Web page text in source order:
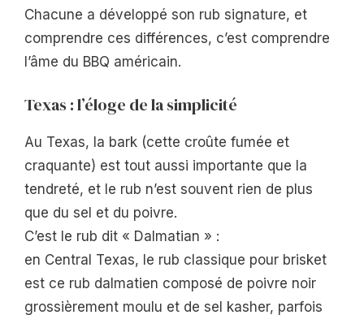
Chacune a développé son rub signature, et
comprendre ces différences, c’est comprendre
l’âme du BBQ américain.
Texas : l’éloge de la simplicité
Au Texas, la bark (cette croûte fumée et
craquante) est tout aussi importante que la
tendreté, et le rub n’est souvent rien de plus
que du sel et du poivre.
C’est le rub dit « Dalmatian » :
en Central Texas, le rub classique pour brisket
est ce rub dalmatien composé de poivre noir
grossièrement moulu et de sel kasher, parfois